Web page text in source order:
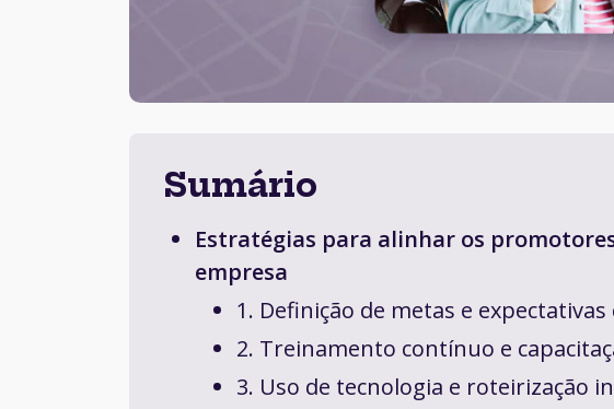
Sumário
Estratégias para alinhar os
empresa
1. Definição de metas e expectativas
2. Treinamento contínuo e
3. Uso de tecnologia e roteirização